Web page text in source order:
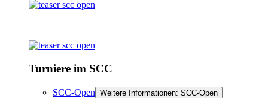
Turniere im SCC
SCC-Open Weitere Informationen: SCC-Open